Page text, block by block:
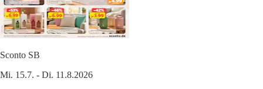
Sconto SB
Mi. 15.7. - Di. 11.8.2026